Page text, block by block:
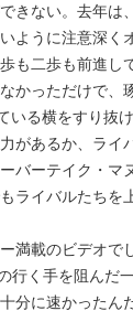
きない。去年は
ように注意深
も二歩も前進し
かっただけで、
いる横をすり抜
があるか、ライ
バーテイク・マ
ライバルたちを
満載のビデオで
く手を阻んだ
分に速かった